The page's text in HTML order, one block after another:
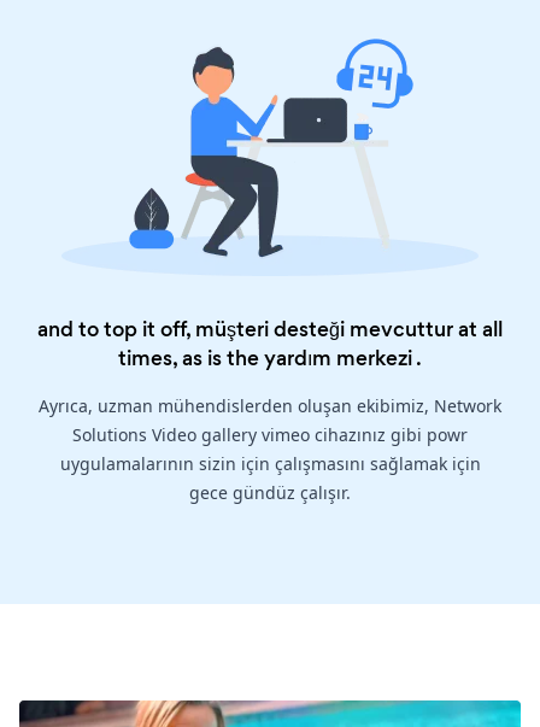
and to top it off, müşteri desteği mevcuttur at all
times, as is theyardım merkezi.
Ayrıca, uzman mühendislerden oluşan ekibimiz, Network
Solutions Video gallery vimeo cihazınız gibi powr
uygulamalarının sizin için çalışmasını sağlamak için
gece gündüz çalışır.